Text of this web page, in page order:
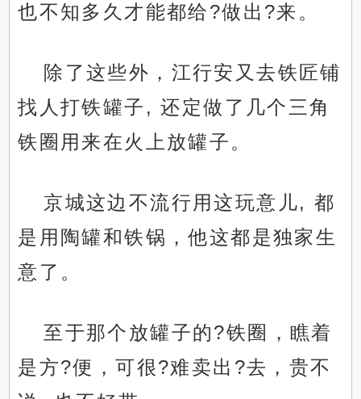
也不知多久才能都给?做出?来。
除了这些外，江行安又去铁匠铺
找人打铁罐子, 还定做了几个三角
铁圈用来在火上放罐子。
京城这边不流行用这玩意儿, 都
是用陶罐和铁锅，他这都是独家生
意了。
至于那个放罐子的?铁圈，瞧着
是方?便，可很?难卖出?去，贵不